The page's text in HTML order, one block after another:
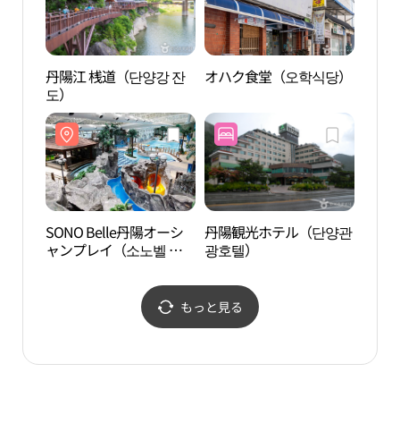
丹陽江 桟道（단양강 잔
도）
オハク食堂（오학식당）
SONO Belle丹陽オーシ
ャンプレイ（소노벨 단
丹陽観光ホテル（단양관
광호텔）
もっと見る